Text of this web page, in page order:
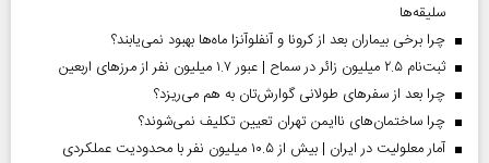
سلیقه‌ها
چرا برخی بیماران بعد از کرونا و آنفلوآنزا ماه‌ها بهبود نمی‌یابند؟
ثبت‌نام ۲.۵ میلیون زائر در سماح | عبور ۱.۷ میلیون نفر از مرز‌های اربعین
چرا بعد از سفرهای طولانی گوارش‌تان به هم می‌ریزد؟
چرا ساختمان‌های ناایمن تهران تعیین تکلیف نمی‌شوند؟
آمار معلولیت در ایران | بیش از ۱۰.۵ میلیون نفر با محدودیت عملکردی